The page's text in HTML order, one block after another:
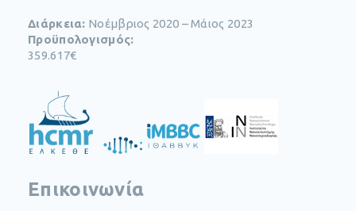
Διάρκεια: Νοέμβριος 2020 – Μάιος 2023
Προϋπολογισμός:
359.617€
Επικοινωνία